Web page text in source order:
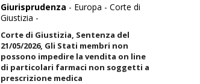
Giurisprudenza - Europa - Corte di
Giustizia -
Corte di Giustizia, Sentenza del
21/05/2026, Gli Stati membri non
possono impedire la vendita on line
di particolari farmaci non soggetti a
prescrizione medica